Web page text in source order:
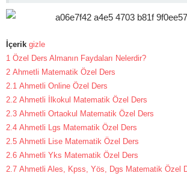
İçerik gizle
1 Özel Ders Almanın Faydaları Nelerdir?
2 Ahmetli Matematik Özel Ders
2.1 Ahmetli Online Özel Ders
2.2 Ahmetli İlkokul Matematik Özel Ders
2.3 Ahmetli Ortaokul Matematik Özel Ders
2.4 Ahmetli Lgs Matematik Özel Ders
2.5 Ahmetli Lise Matematik Özel Ders
2.6 Ahmetli Yks Matematik Özel Ders
2.7 Ahmetli Ales, Kpss, Yös, Dgs Matematik Özel